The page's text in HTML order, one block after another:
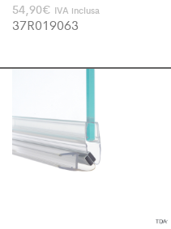
54,90€ IVA inclusa
37R019063